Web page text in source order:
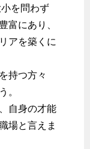
を問わず
にあり、
アを築くに
持つ方々
自身の才能
場と言えま